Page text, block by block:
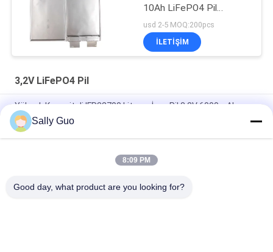
10Ah LiFePO4 Pil
09102165
usd 2-5 MOQ:200pcs
İLETIŞIM
3,2V LiFePO4 Pil
Yüksek Kapasiteli IFR32700 Lityum İyon Pil 3.2V 6000mAh
IFR32140 2S1P 6.4V 15AH 3.2V LiFePO4 Elektrikli Eskrim Güneş
Enerjili Pil Paketi
113AH 3.2V LiFePO4 Pil LPF42173205 EV ve ESS Prizmatik
Sally Guo
8:09 PM
Good day, what product are you looking for?